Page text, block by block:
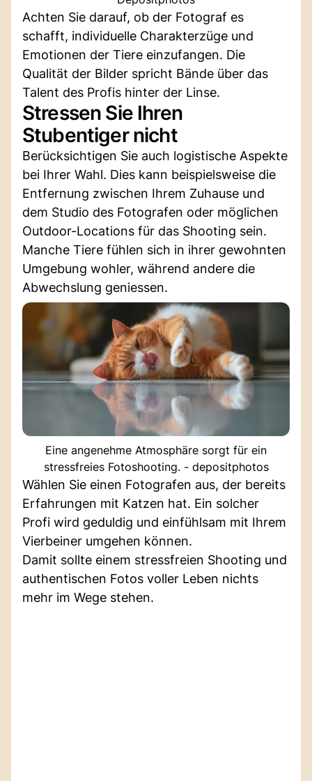
Achten Sie darauf, ob der Fotograf es
schafft, individuelle Charakterzüge und
Emotionen der Tiere einzufangen. Die
Qualität der Bilder spricht Bände über das
Talent des Profis hinter der Linse.
Stressen Sie Ihren
Stubentiger nicht
Berücksichtigen Sie auch logistische Aspekte
bei Ihrer Wahl. Dies kann beispielsweise die
Entfernung zwischen Ihrem Zuhause und
dem Studio des Fotografen oder möglichen
Outdoor-Locations für das Shooting sein.
Manche Tiere fühlen sich in ihrer gewohnten
Umgebung wohler, während andere die
Abwechslung geniessen.
Eine angenehme Atmosphäre sorgt für ein
stressfreies Fotoshooting. - depositphotos
Wählen Sie einen Fotografen aus, der bereits
Erfahrungen mit Katzen hat. Ein solcher
Profi wird geduldig und einfühlsam mit Ihrem
Vierbeiner umgehen können.
Damit sollte einem stressfreien Shooting und
authentischen Fotos voller Leben nichts
mehr im Wege stehen.